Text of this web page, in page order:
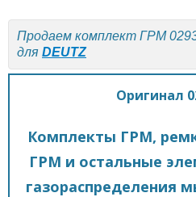
Продаем комплект ГРМ
для DEUTZ
Оригинал
Комплекты ГРМ,
ГРМ и остальные
газораспределения